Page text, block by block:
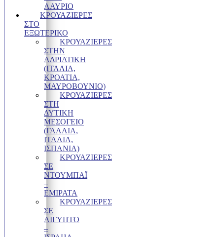
ΛΑΎΡΙΟ
ΚΡΟΥΑΖΙΈΡΕΣ
ΣΤΟ
ΕΞΩΤΕΡΙΚΌ
ΚΡΟΥΑΖΙΕΡΕΣ
ΣΤΗΝ
ΑΔΡΙΑΤΙΚΗ
(ΙΤΑΛΙΑ,
ΚΡΟΑΤΙΑ,
ΜΑΥΡΟΒΟΥΝΙΟ)
ΚΡΟΥΑΖΙΕΡΕΣ
ΣΤΗ
ΔΥΤΙΚΗ
ΜΕΣΟΓΕΙΟ
(ΓΑΛΛΙΑ,
ΙΤΑΛΙΑ,
ΙΣΠΑΝΙΑ)
ΚΡΟΥΑΖΙΕΡΕΣ
ΣΕ
ΝΤΟΥΜΠΑΪ
–
ΕΜΙΡΑΤΑ
ΚΡΟΥΑΖΙΕΡΕΣ
ΣΕ
ΑΙΓΥΠΤΟ
–